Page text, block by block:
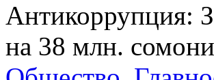
Антикоррупция:
на 38 млн. сомони